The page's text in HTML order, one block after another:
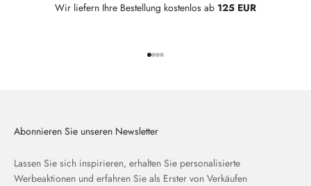
Wir liefern Ihre Bestellung kostenlos ab 125 EUR
Abonnieren Sie unseren Newsletter
Lassen Sie sich inspirieren, erhalten Sie personalisierte
Werbeaktionen und erfahren Sie als Erster von Verkäufen